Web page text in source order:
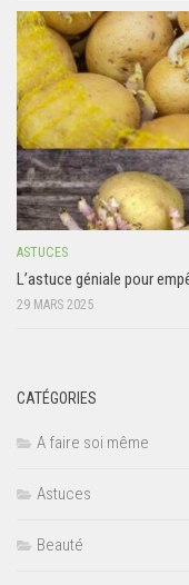
ASTUCES
L’astuce géniale pour
29 MARS 2025
CATÉGORIES
A faire soi même
Astuces
Beauté